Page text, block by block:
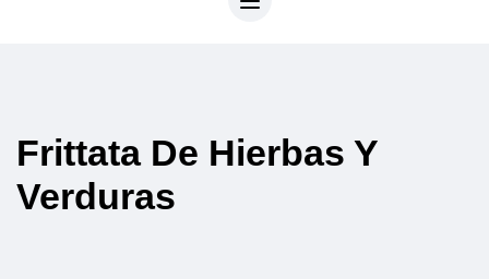
Frittata De Hierbas Y
Verduras